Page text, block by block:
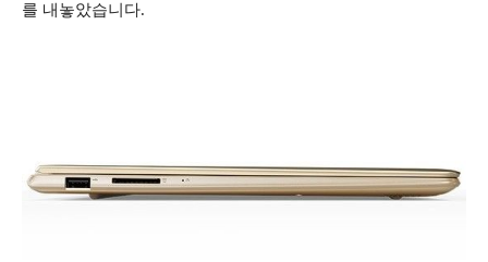
를 내놓았습니다.